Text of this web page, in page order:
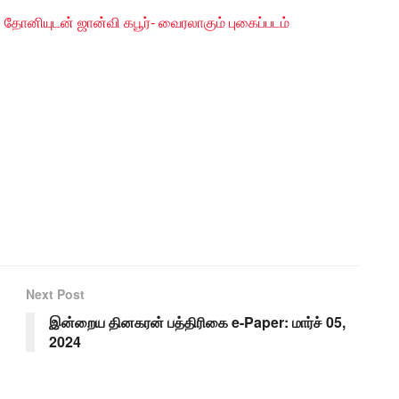
ஜான்வி கபூர்- வைரலாகும் புகைப்படம்
Next Post
இன்றைய தினகரன் பத்திரிகை e-Paper: மார்ச் 05,
2024